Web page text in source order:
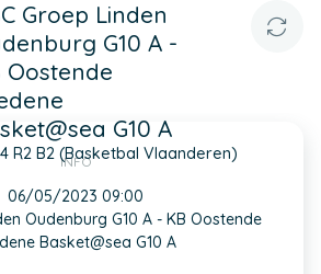
Groep Linden
G10 A -
Oostende
G10 A
R2 B2 (Basketbal Vlaanderen)
INFO
06/05/2023 09:00
Oudenburg G10 A - KB Oostende
Basket@sea G10 A